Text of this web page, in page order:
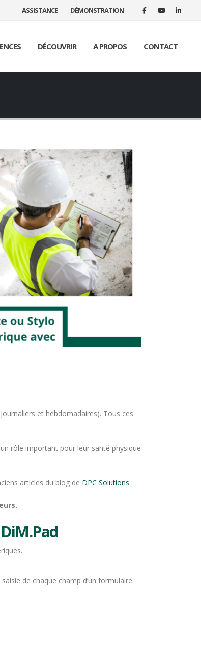
ASSISTANCE DÉMONSTRATION
DÉCOUVRIR A PROPOS CONTACT
et hebdomadaires). Tous ces
rôle important pour leur santé physique
articles du blog de DPC Solutions.
de chaque champ d’un formulaire.